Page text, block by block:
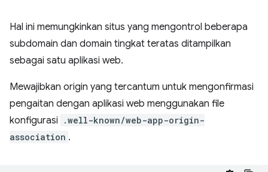
Hal ini memungkinkan situs yang mengontrol beberapa
subdomain dan domain tingkat teratas ditampilkan
sebagai satu aplikasi web.
Mewajibkan origin yang tercantum untuk mengonfirmasi
pengaitan dengan aplikasi web menggunakan file
konfigurasi
.well-known/web-app-origin-
association .